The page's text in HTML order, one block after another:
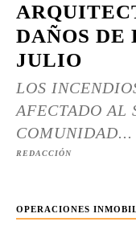
DAÑOS DE
JULIO
LOS
AFECTADO AL
COMUNIDAD...
REDACCIÓN
OPERACIONES